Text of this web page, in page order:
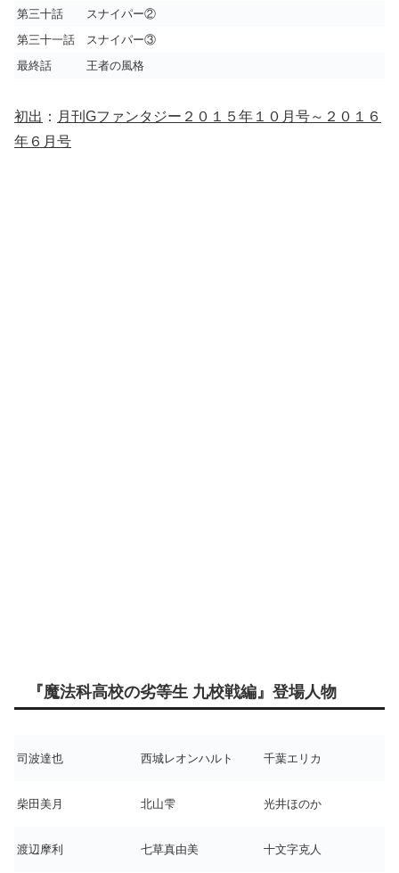
第三十話 スナイパー②
第三十一話 スナイパー③
最終話 王者の風格
初出 ： 月刊Gファンタジー２０１５年１０月号～２０１６
年６月号
『魔法科高校の劣等生 九校戦編』登場人物
司波達也 西城レオンハルト 千葉エリカ
柴田美月 北山雫 光井ほのか
渡辺摩利 七草真由美 十文字克人